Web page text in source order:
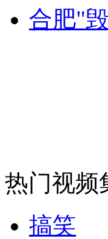
走！跟着总书记
司机酒驾遇交警
合肥"
热门视频
搞笑